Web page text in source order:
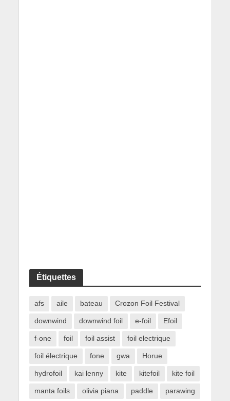
Étiquettes
afs aile bateau Crozon Foil Festival
downwind downwind foil e-foil Efoil
f-one foil foil assist foil electrique
foil électrique fone gwa Horue
hydrofoil kai lenny kite kitefoil kite foil
manta foils olivia piana paddle parawing